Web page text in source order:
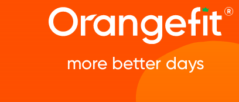
more better days